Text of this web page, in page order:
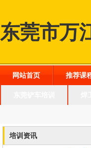
东莞市万
网站首页 推荐课
培训资讯